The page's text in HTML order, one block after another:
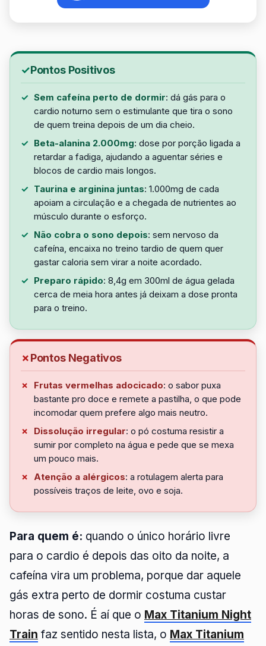
Pontos Positivos
Sem cafeína perto de dormir: dá gás para o
cardio noturno sem o estimulante que tira o sono
de quem treina depois de um dia cheio.
Beta-alanina 2.000mg: dose por porção ligada a
retardar a fadiga, ajudando a aguentar séries e
blocos de cardio mais longos.
Taurina e arginina juntas: 1.000mg de cada
apoiam a circulação e a chegada de nutrientes ao
músculo durante o esforço.
Não cobra o sono depois: sem nervoso da
cafeína, encaixa no treino tardio de quem quer
gastar caloria sem virar a noite acordado.
Preparo rápido: 8,4g em 300ml de água gelada
cerca de meia hora antes já deixam a dose pronta
para o treino.
Pontos Negativos
Frutas vermelhas adocicado: o sabor puxa
bastante pro doce e remete a pastilha, o que pode
incomodar quem prefere algo mais neutro.
Dissolução irregular: o pó costuma resistir a
sumir por completo na água e pede que se mexa
um pouco mais.
Atenção a alérgicos: a rotulagem alerta para
possíveis traços de leite, ovo e soja.
Para quem é: quando o único horário livre
para o cardio é depois das oito da noite, a
cafeína vira um problema, porque dar aquele
gás extra perto de dormir costuma custar
horas de sono. É aí que o Max Titanium Night
Train faz sentido nesta lista, o Max Titanium